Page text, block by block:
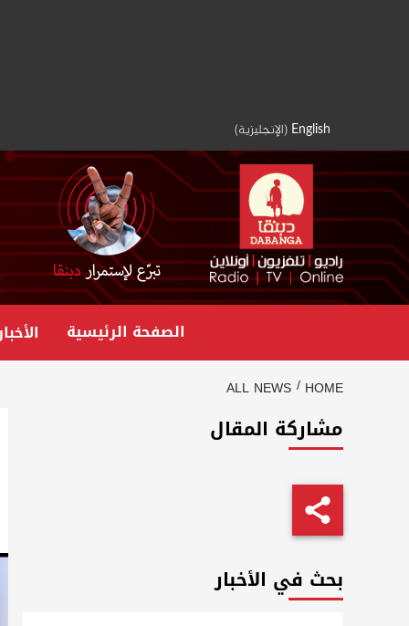
English
(الإنجليزية)
الصفحة الرئيسية
HOME
ALL NEWS
مشاركة المقال
بحث في الأخبار